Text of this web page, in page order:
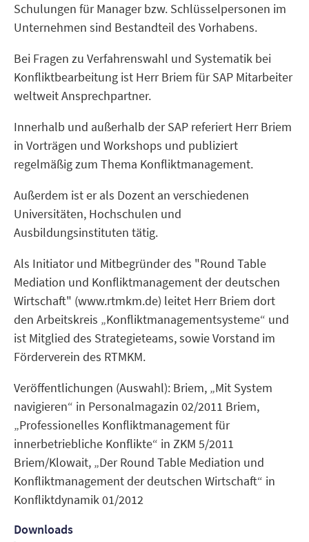
Schulungen für Manager bzw. Schlüsselpersonen im
Unternehmen sind Bestandteil des Vorhabens.
Bei Fragen zu Verfahrenswahl und Systematik bei
Konfliktbearbeitung ist Herr Briem für SAP Mitarbeiter
weltweit Ansprechpartner.
Innerhalb und außerhalb der SAP referiert Herr Briem
in Vorträgen und Workshops und publiziert
regelmäßig zum Thema Konfliktmanagement.
Außerdem ist er als Dozent an verschiedenen
Universitäten, Hochschulen und
Ausbildungsinstituten tätig.
Als Initiator und Mitbegründer des "Round Table
Mediation und Konfliktmanagement der deutschen
Wirtschaft" (www.rtmkm.de) leitet Herr Briem dort
den Arbeitskreis „Konfliktmanagementsysteme“ und
ist Mitglied des Strategieteams, sowie Vorstand im
Förderverein des RTMKM.
Veröffentlichungen (Auswahl): Briem, „Mit System
navigieren“ in Personalmagazin 02/2011 Briem,
„Professionelles Konfliktmanagement für
innerbetriebliche Konflikte“ in ZKM 5/2011
Briem/Klowait, „Der Round Table Mediation und
Konfliktmanagement der deutschen Wirtschaft“ in
Konfliktdynamik 01/2012
Downloads